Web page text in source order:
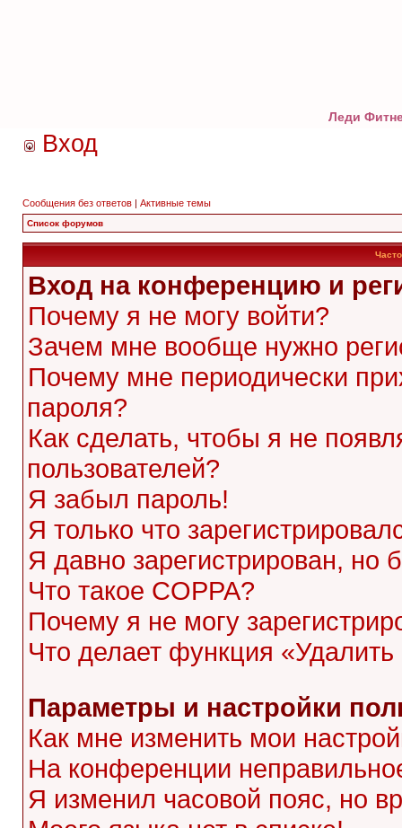
Леди
Вход
Сообщения без ответов | Активные темы
Список форумов
Вход на конференцию и
Почему я не могу войти?
Зачем мне вообще нужно
Почему мне периодически
пароля?
Как сделать, чтобы я не
пользователей?
Я забыл пароль!
Я только что
Я давно зарегистрирован, но
Что такое COPPA?
Почему я не могу
Что делает функция
Параметры и настройки
Как мне изменить мои
На конференции
Я изменил часовой пояс, но